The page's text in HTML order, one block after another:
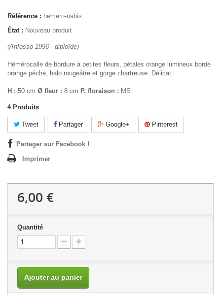
Référence : hemero-nabis
État : Nouveau produit
(Anfosso 1996 - diploïde)
Hémérocalle de bordure à petites fleurs, pétales orange lumineux bordé
orange pêche, halo rougeâtre et gorge chartreuse. Délicat.
H : 50 cm Ø fleur : 8 cm P. floraison : MS
4 Produits
Tweet Partager Google+ Pinterest
Partager sur Facebook !
Imprimer
6,00 €
Quantité
Ajouter au panier